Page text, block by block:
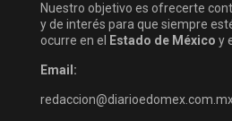
Nuestro objetivo es ofrecerte
y de interés para que siempre
ocurre en el
Estado de México y
Email: